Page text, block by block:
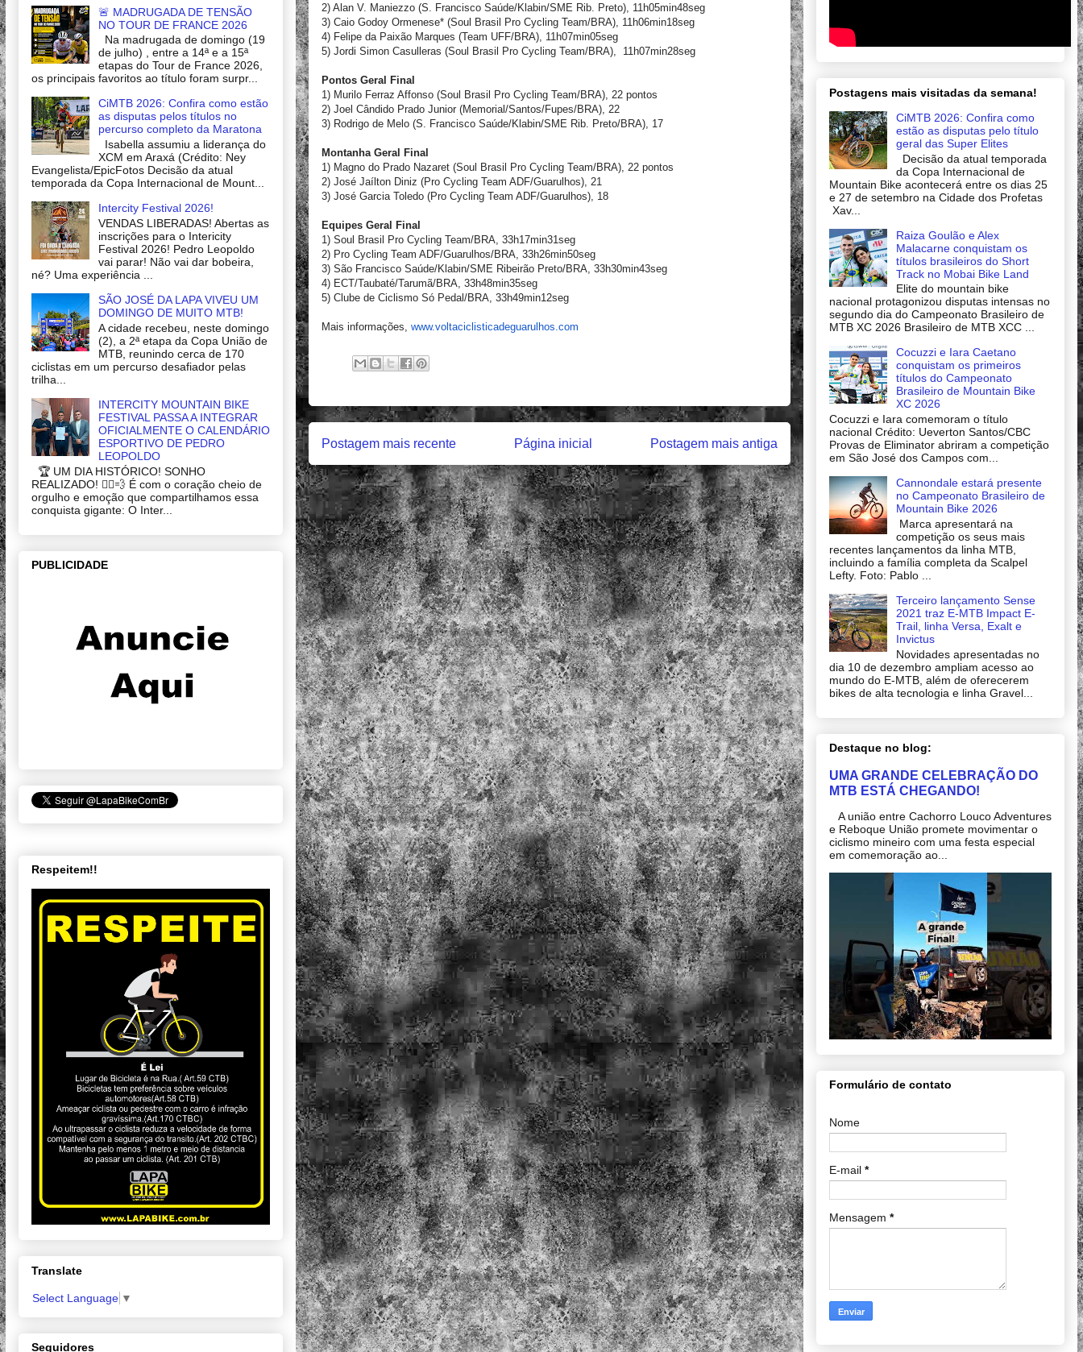
2) Alan V. Maniezzo (S. Francisco Saúde/Klabin/SME Rib. Preto), 11h05min48seg
3) Caio Godoy Ormenese* (Soul Brasil Pro Cycling Team/BRA), 11h06min18seg
4) Felipe da Paixão Marques (Team UFF/BRA), 11h07min05seg
5) Jordi Simon Casulleras (Soul Brasil Pro Cycling Team/BRA), 11h07min28seg
Pontos Geral Final
1) Murilo Ferraz Affonso (Soul Brasil Pro Cycling Team/BRA), 22 pontos
2) Joel Cândido Prado Junior (Memorial/Santos/Fupes/BRA), 22
3) Rodrigo de Melo (S. Francisco Saúde/Klabin/SME Rib. Preto/BRA), 17
Montanha Geral Final
1) Magno do Prado Nazaret (Soul Brasil Pro Cycling Team/BRA), 22 pontos
2) José Jaílton Diniz (Pro Cycling Team ADF/Guarulhos), 21
3) José Garcia Toledo (Pro Cycling Team ADF/Guarulhos), 18
Equipes Geral Final
1) Soul Brasil Pro Cycling Team/BRA, 33h17min31seg
2) Pro Cycling Team ADF/Guarulhos/BRA, 33h26min50seg
3) São Francisco Saúde/Klabin/SME Ribeirão Preto/BRA, 33h30min43seg
4) ECT/Taubaté/Tarumã/BRA, 33h48min35seg
5) Clube de Ciclismo Só Pedal/BRA, 33h49min12seg
Mais informações, www.voltaciclisticadeguarulhos.com
Postagem mais recente Postagem mais antiga
Página inicial
🚨 MADRUGADA DE TENSÃO
NO TOUR DE FRANCE 2026
Na madrugada de domingo (19
de julho) , entre a 14ª e a 15ª
etapas do Tour de France 2026,
os principais favoritos ao título foram surpr...
CiMTB 2026: Confira como estão
as disputas pelos títulos no
percurso completo da Maratona
Isabella assumiu a liderança do
XCM em Araxá (Crédito: Ney
Evangelista/EpicFotos Decisão da atual
temporada da Copa Internacional de Mount...
Intercity Festival 2026!
VENDAS LIBERADAS! Abertas as
inscrições para o Intericity
Festival 2026! Pedro Leopoldo
vai parar! Não vai dar bobeira,
né? Uma experiência ...
SÃO JOSÉ DA LAPA VIVEU UM
DOMINGO DE MUITO MTB!
A cidade recebeu, neste domingo
(2), a 2ª etapa da Copa União de
MTB, reunindo cerca de 170
ciclistas em um percurso desafiador pelas
trilha...
INTERCITY MOUNTAIN BIKE
FESTIVAL PASSA A INTEGRAR
OFICIALMENTE O CALENDÁRIO
ESPORTIVO DE PEDRO
LEOPOLDO
🏆 UM DIA HISTÓRICO! SONHO
REALIZADO! 🚴‍♂️💨 É com o coração cheio de
orgulho e emoção que compartilhamos essa
conquista gigante: O Inter...
PUBLICIDADE
Respeitem!!
Translate
Select Language ▼
Seguidores
Postagens mais visitadas da semana!
CiMTB 2026: Confira como
estão as disputas pelo título
geral das Super Elites
Decisão da atual temporada
da Copa Internacional de
Mountain Bike acontecerá entre os dias 25
e 27 de setembro na Cidade dos Profetas
Xav...
Raiza Goulão e Alex
Malacarne conquistam os
títulos brasileiros do Short
Track no Mobai Bike Land
Elite do mountain bike
nacional protagonizou disputas intensas no
segundo dia do Campeonato Brasileiro de
MTB XC 2026 Brasileiro de MTB XCC ...
Cocuzzi e Iara Caetano
conquistam os primeiros
títulos do Campeonato
Brasileiro de Mountain Bike
XC 2026
Cocuzzi e Iara comemoram o título
nacional Crédito: Ueverton Santos/CBC
Provas de Eliminator abriram a competição
em São José dos Campos com...
Cannondale estará presente
no Campeonato Brasileiro de
Mountain Bike 2026
Marca apresentará na
competição os seus mais
recentes lançamentos da linha MTB,
incluindo a família completa da Scalpel
Lefty. Foto: Pablo ...
Terceiro lançamento Sense
2021 traz E-MTB Impact E-
Trail, linha Versa, Exalt e
Invictus
Novidades apresentadas no
dia 10 de dezembro ampliam acesso ao
mundo do E-MTB, além de oferecerem
bikes de alta tecnologia e linha Gravel...
Destaque no blog:
UMA GRANDE CELEBRAÇÃO DO
MTB ESTÁ CHEGANDO!
A união entre Cachorro Louco Adventures
e Reboque União promete movimentar o
ciclismo mineiro com uma festa especial
em comemoração ao...
Formulário de contato
Nome
E-mail *
Mensagem *